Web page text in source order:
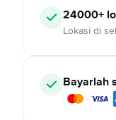
24000+
Lokasi di
Bayarlah